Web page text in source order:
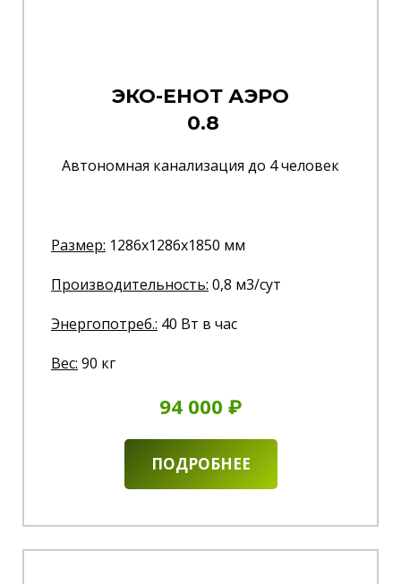
ЭКО-ЕНОТ АЭРО
0.8
Автономная канализация до 4 человек
Размер: 1286x1286x1850 мм
Производительность: 0,8 м3/сут
Энергопотреб.: 40 Вт в час
Вес: 90 кг
94 000 ₽
ПОДРОБНЕЕ